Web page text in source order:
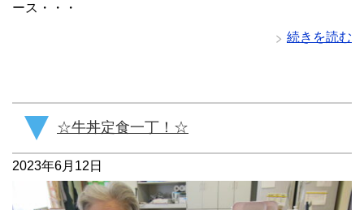
ース・・・
続きを読む
☆牛丼定食一丁！☆
2023年6月12日